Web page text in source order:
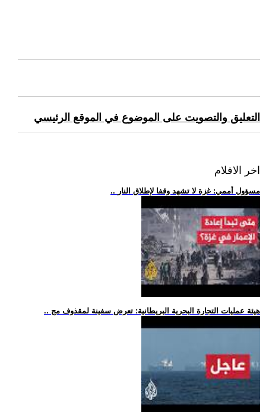
التعليق والتصويت على الموضوع في الموقع الرئيسي
اخر الافلام
.. مسؤول أممي: غزة لا تشهد وقفا لإطلاق النار
.. هيئة عمليات التجارة البحرية البريطانية: تعرض سفينة لمقذوف مج